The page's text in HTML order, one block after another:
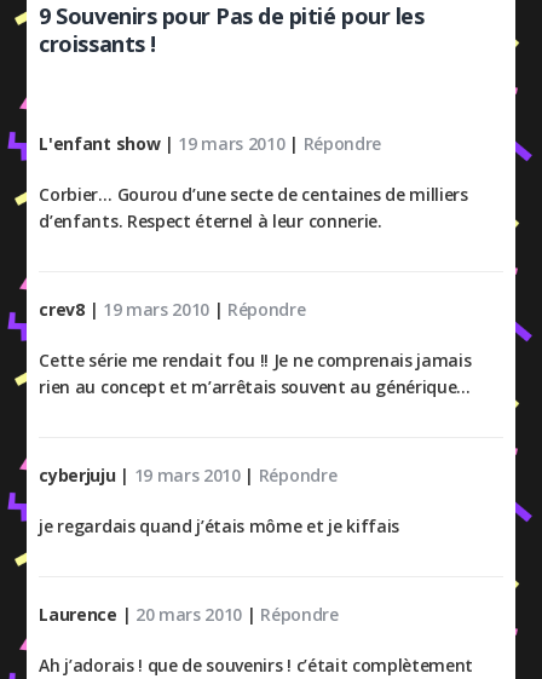
9 Souvenirs pour Pas de pitié pour les
croissants !
L'enfant show | 19 mars 2010| Répondre
Corbier… Gourou d’une secte de centaines de milliers
d’enfants. Respect éternel à leur connerie.
crev8 | 19 mars 2010 | Répondre
Cette série me rendait fou !! Je ne comprenais jamais
rien au concept et m’arrêtais souvent au générique…
cyberjuju | 19 mars 2010| Répondre
je regardais quand j’étais môme et je kiffais
Laurence | 20 mars 2010 | Répondre
Ah j’adorais ! que de souvenirs ! c’était complètement